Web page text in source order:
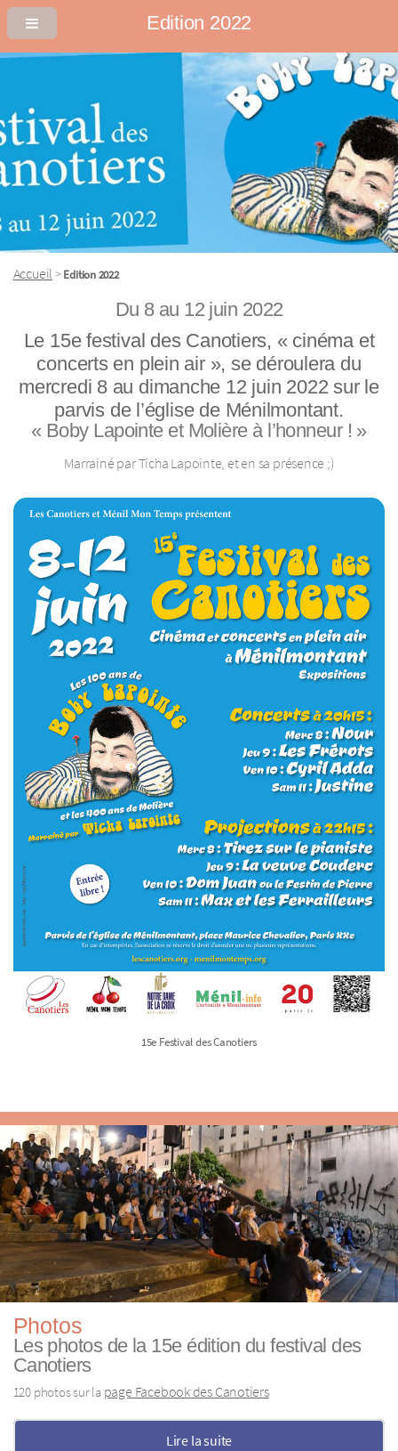
Edition 2022
Accueil >Edition 2022
Du 8 au 12 juin 2022
Le 15e festival des Canotiers, « cinéma et
concerts en plein air », se déroulera du
mercredi 8 au dimanche 12 juin 2022 sur le
parvis de l’église de Ménilmontant.
« Boby Lapointe et Molière à l’honneur ! »
Marrainé par Ticha Lapointe, et en sa présence ;)
15e Festival des Canotiers
Photos
Les photos de la 15e édition du festival des
Canotiers
120 photos sur la page Facebook des Canotiers
Lire la suite